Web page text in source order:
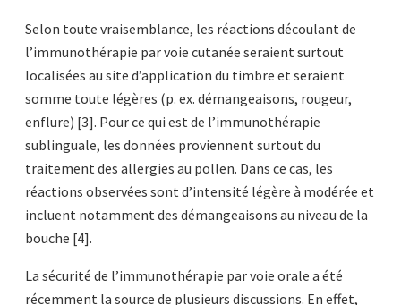
Selon toute vraisemblance, les réactions découlant de
l’immunothérapie par voie cutanée seraient surtout
localisées au site d’application du timbre et seraient
somme toute légères (p. ex. démangeaisons, rougeur,
enflure) [3]. Pour ce qui est de l’immunothérapie
sublinguale, les données proviennent surtout du
traitement des allergies au pollen. Dans ce cas, les
réactions observées sont d’intensité légère à modérée et
incluent notamment des démangeaisons au niveau de la
bouche [4].
La sécurité de l’immunothérapie par voie orale a été
récemment la source de plusieurs discussions. En effet,